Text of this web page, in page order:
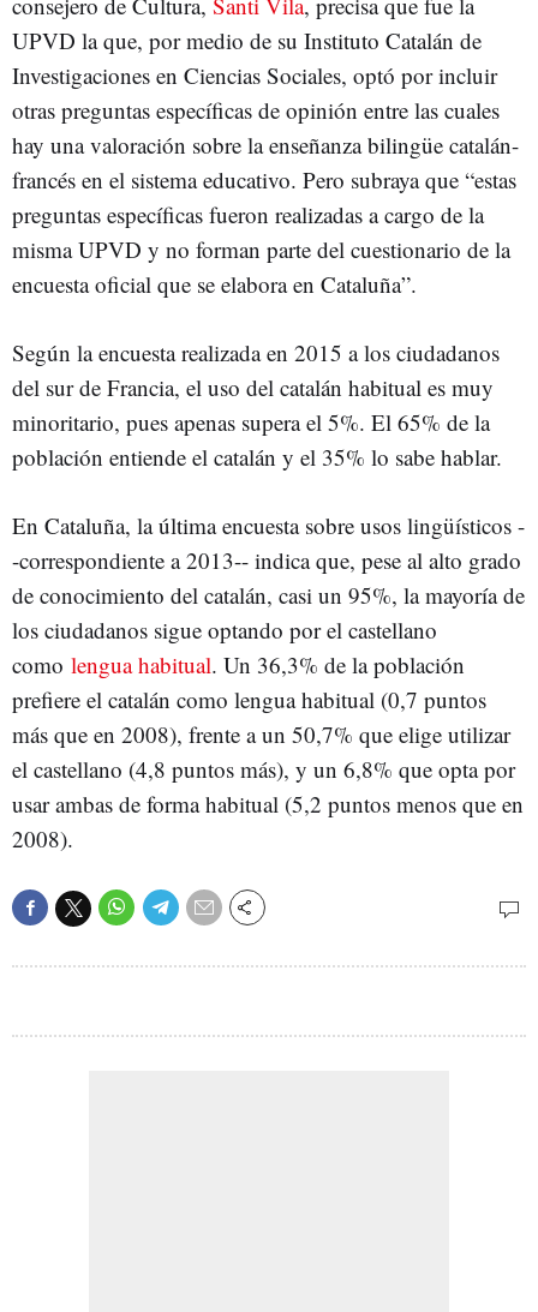
UPVD la que, por medio de su Instituto Catalán de
Investigaciones en Ciencias Sociales, optó por incluir
otras preguntas específicas de opinión entre las cuales
hay una valoración sobre la enseñanza bilingüe catalán-
francés en el sistema educativo. Pero subraya que “estas
preguntas específicas fueron realizadas a cargo de la
misma UPVD y no forman parte del cuestionario de la
encuesta oficial que se elabora en Cataluña”.
Según la encuesta realizada en 2015 a los ciudadanos
del sur de Francia, el uso del catalán habitual es muy
minoritario, pues apenas supera el 5%. El 65% de la
población entiende el catalán y el 35% lo sabe hablar.
En Cataluña, la última encuesta sobre usos lingüísticos -
-correspondiente a 2013-- indica que, pese al alto grado
de conocimiento del catalán, casi un 95%, la mayoría de
los ciudadanos sigue optando por el castellano
como lengua habitual. Un 36,3% de la población
prefiere el catalán como lengua habitual (0,7 puntos
más que en 2008), frente a un 50,7% que elige utilizar
el castellano (4,8 puntos más), y un 6,8% que opta por
usar ambas de forma habitual (5,2 puntos menos que en
2008).